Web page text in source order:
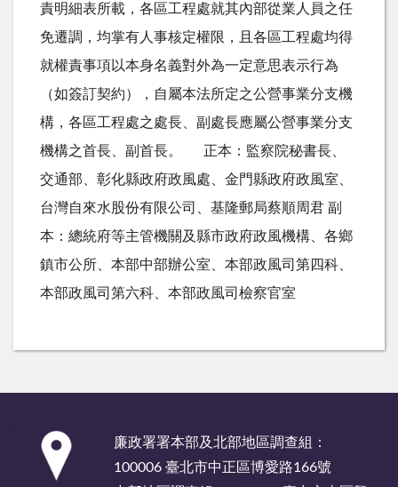
責明細表所載，各區工程處就其內部從業人員之任
免遷調，均掌有人事核定權限，且各區工程處均得
就權責事項以本身名義對外為一定意思表示行為
（如簽訂契約），自屬本法所定之公營事業分支機
構，各區工程處之處長、副處長應屬公營事業分支
機構之首長、副首長。 正本：監察院秘書長、
交通部、彰化縣政府政風處、金門縣政府政風室、
台灣自來水股份有限公司、基隆郵局蔡順周君 副
本：總統府等主管機關及縣市政府政風機構、各鄉
鎮市公所、本部中部辦公室、本部政風司第四科、
本部政風司第六科、本部政風司檢察官室
廉政署署本部及北部地區調查組：
100006 臺北市中正區博愛路166號